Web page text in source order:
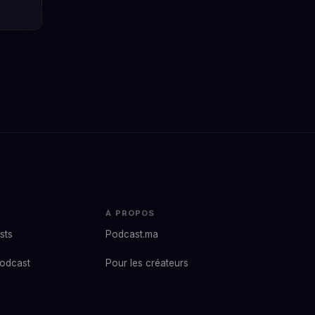
À PROPOS
Podcast.ma
Pour les créateurs